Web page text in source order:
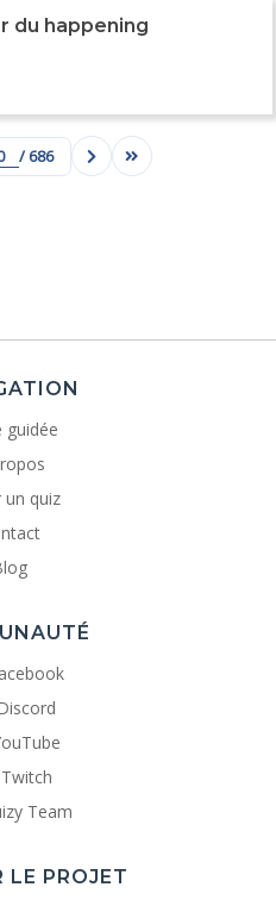
du happening
/ 686
guidée
un quiz
Twitch
Team
LE PROJET